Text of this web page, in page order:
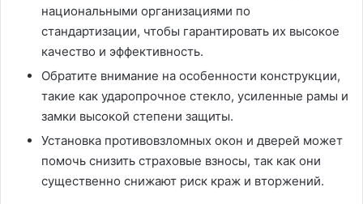
национальными организациями по
стандартизации, чтобы гарантировать их высокое
качество и эффективность.
Обратите внимание на особенности конструкции,
такие как ударопрочное стекло, усиленные рамы и
замки высокой степени защиты.
Установка противовзломных окон и дверей может
помочь снизить страховые взносы, так как они
существенно снижают риск краж и вторжений.